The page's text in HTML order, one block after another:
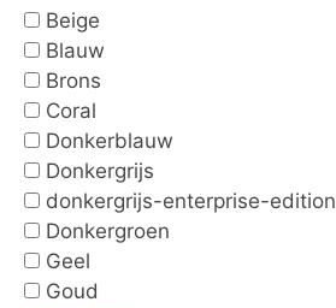
Beige
Blauw
Brons
Coral
Donkerblauw
Donkergrijs
donkergrijs-enterprise-edition
Donkergroen
Geel
Goud